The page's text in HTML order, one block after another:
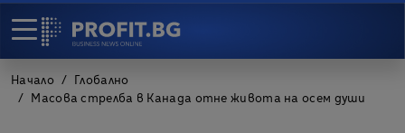
Начало
Глобално
Масова стрелба в Канада отне живота на осем души